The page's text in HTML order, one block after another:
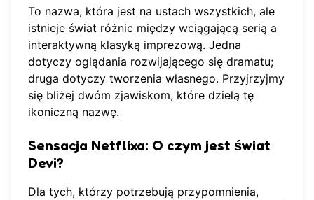
To nazwa, która jest na ustach wszystkich, ale
istnieje świat różnic między wciągającą serią a
interaktywną klasyką imprezową. Jedna
dotyczy oglądania rozwijającego się dramatu;
druga dotyczy tworzenia własnego. Przyjrzyjmy
się bliżej dwóm zjawiskom, które dzielą tę
ikoniczną nazwę.
Sensacja Netflixa: O czym jest świat
Devi?
Dla tych, którzy potrzebują przypomnienia,